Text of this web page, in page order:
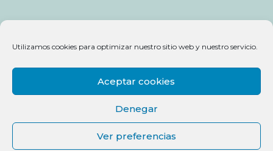
Utilizamos cookies para optimizar nuestro sitio web y nuestro servicio.
Aceptar cookies
Denegar
Ver preferencias